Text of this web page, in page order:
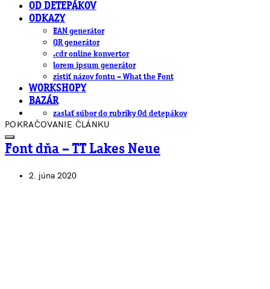
OD DETEPÁKOV
ODKAZY
EAN generátor
QR generátor
.cdr online konvertor
lorem ipsum generátor
zistiť názov fontu – What the Font
WORKSHOPY
BAZÁR
zaslať súbor do rubriky Od detepákov
POKRAČOVANIE ČLÁNKU
Font dňa – TT Lakes Neue
2. júna 2020